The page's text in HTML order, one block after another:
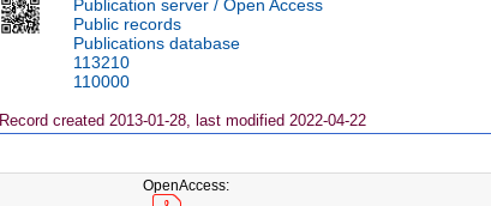
Publication server / Open Access
Public records
Publications database
113210
110000
Record created 2013-01-28, last modified 2022-04-22
OpenAccess: